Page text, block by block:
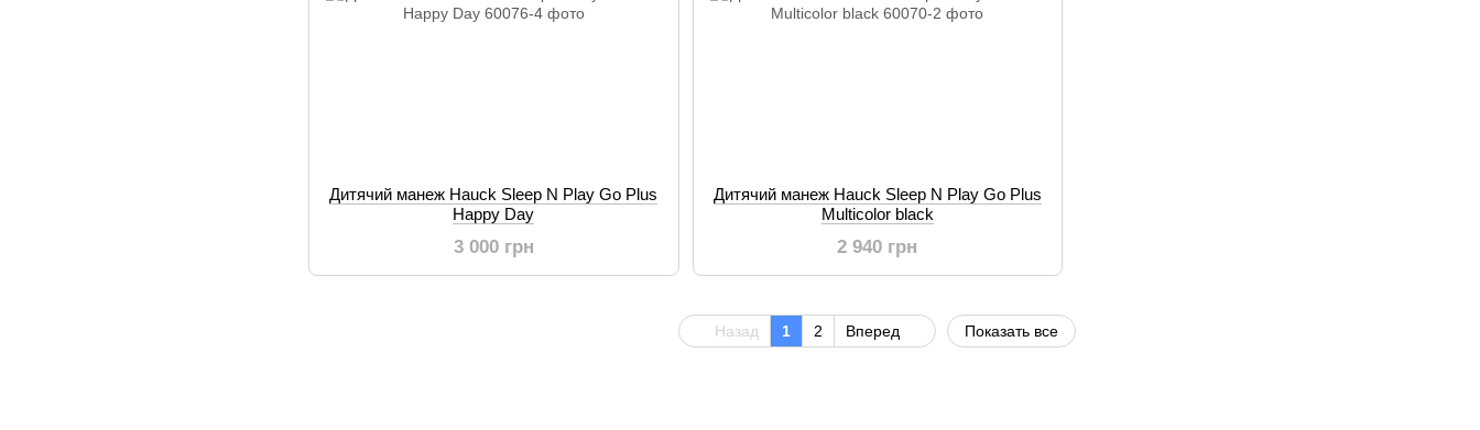
Дитячий манеж Hauck Sleep N Play Go Plus
Happy Day
3 000 грн
Дитячий манеж Hauck Sleep N Play Go Plus
Multicolor black
2 940 грн
Назад 1 2 Вперед Показать все